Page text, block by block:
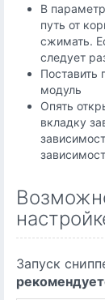
В
путь от
сжимать.
следует
Поставить
модуль
Опять
вкладку
Запуск